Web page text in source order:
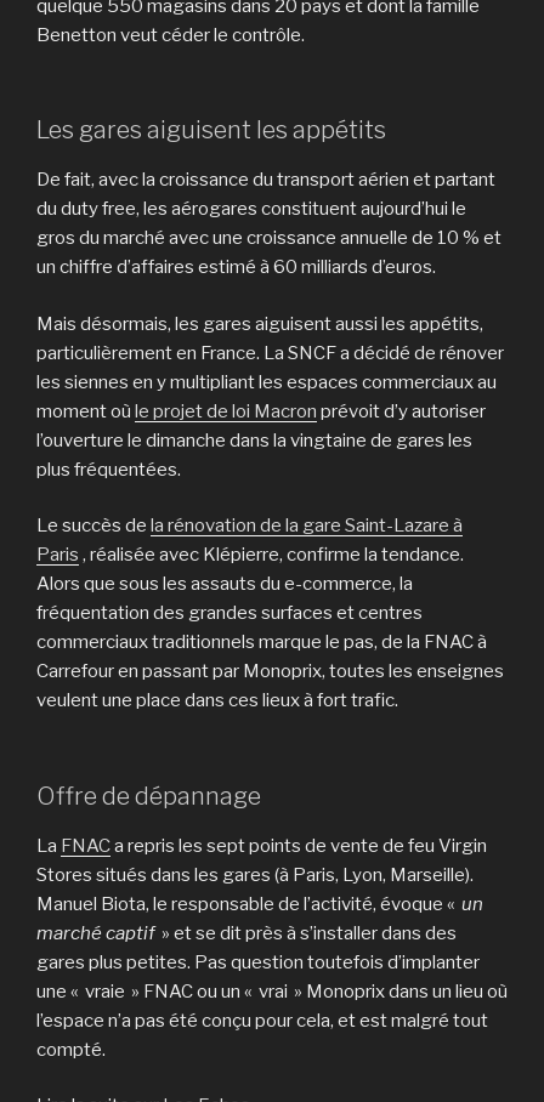
quelque 550 magasins dans 20 pays et dont la famille
Benetton veut céder le contrôle.
Les gares aiguisent les appétits
De fait, avec la croissance du transport aérien et partant
du duty free, les aérogares constituent aujourd’hui le
gros du marché avec une croissance annuelle de 10 % et
un chiffre d’affaires estimé à 60 milliards d’euros.
Mais désormais, les gares aiguisent aussi les appétits,
particulièrement en France. La SNCF a décidé de rénover
les siennes en y multipliant les espaces commerciaux au
moment où le projet de loi Macron prévoit d’y autoriser
l’ouverture le dimanche dans la vingtaine de gares les
plus fréquentées.
Le succès de la rénovation de la gare Saint-Lazare à
Paris , réalisée avec Klépierre, confirme la tendance.
Alors que sous les assauts du e-commerce, la
fréquentation des grandes surfaces et centres
commerciaux traditionnels marque le pas, de la FNAC à
Carrefour en passant par Monoprix, toutes les enseignes
veulent une place dans ces lieux à fort trafic.
Offre de dépannage
La FNACa repris les sept points de vente de feu Virgin
Stores situés dans les gares (à Paris, Lyon, Marseille).
Manuel Biota, le responsable de l’activité, évoque « un
marché captif » et se dit près à s’installer dans des
gares plus petites. Pas question toutefois d’implanter
une « vraie » FNAC ou un « vrai » Monoprix dans un lieu où
l’espace n’a pas été conçu pour cela, et est malgré tout
compté.